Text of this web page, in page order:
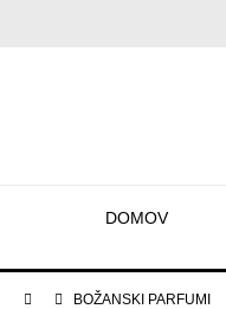
DOMOV
BOŽANSKI PARFUMI